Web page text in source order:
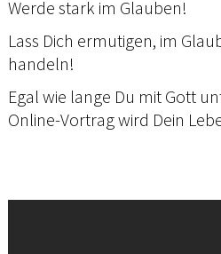
Werde stark im Glauben!
Lass Dich ermutigen, im
handeln!
Egal wie lange Du mit Gott
Online-Vortrag wird Dein